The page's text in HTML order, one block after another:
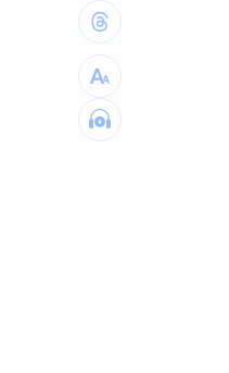
我駐日
SBS歌
清大校
首次影
影片曝
獨／再
台灣彩券